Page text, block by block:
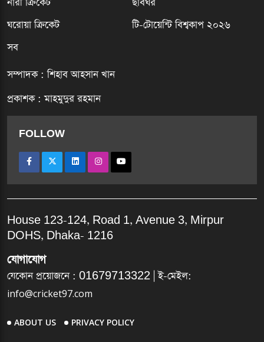
ঘরোয়া ক্রিকেট
টি-টোয়েন্টি বিশ্বকাপ ২০২৬
সব
সম্পাদক : শিহাব আহসান খান
প্রকাশক : মাহমুদুর রহমান
FOLLOW
House 123-124, Road 1, Avenue 3, Mirpur
DOHS, Dhaka- 1216
যোগাযোগ
যেকোন প্রয়োজনে : 01679713322 | ই-মেইল:
info@cricket97.com
ABOUT US PRIVACY POLICY